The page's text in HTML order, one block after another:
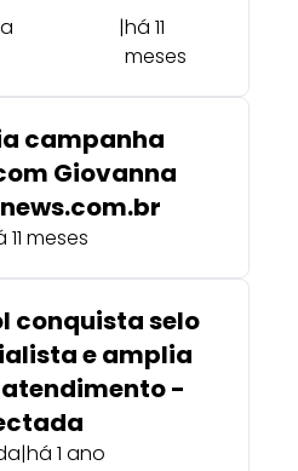
|há 11
meses
campanha
Giovanna
11 meses
conquista selo
e amplia
-
|há 1 ano